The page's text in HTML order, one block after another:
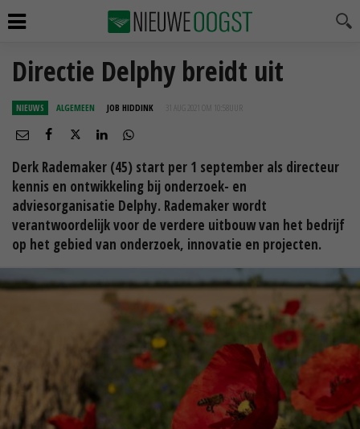
Directie Delphy breidt uit
NIEUWS ALGEMEEN JOB HIDDINK 31 AUG 2021 OM 10:58
Derk Rademaker (45) start per 1 september als directeur
kennis en ontwikkeling bij onderzoek- en
adviesorganisatie Delphy. Rademaker wordt
verantwoordelijk voor de verdere uitbouw van het bedrijf
op het gebied van onderzoek, innovatie en projecten.